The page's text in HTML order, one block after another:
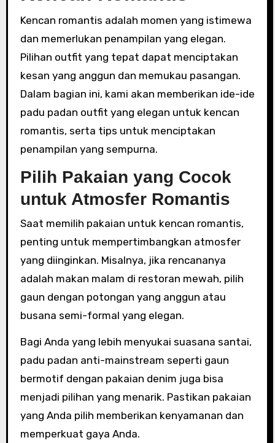
Kencan romantis adalah momen yang istimewa
dan memerlukan penampilan yang elegan.
Pilihan outfit yang tepat dapat menciptakan
kesan yang anggun dan memukau pasangan.
Dalam bagian ini, kami akan memberikan ide-ide
padu padan outfit yang elegan untuk kencan
romantis, serta tips untuk menciptakan
penampilan yang sempurna.
Pilih Pakaian yang Cocok
untuk Atmosfer Romantis
Saat memilih pakaian untuk kencan romantis,
penting untuk mempertimbangkan atmosfer
yang diinginkan. Misalnya, jika rencananya
adalah makan malam di restoran mewah, pilih
gaun dengan potongan yang anggun atau
busana semi-formal yang elegan.
Bagi Anda yang lebih menyukai suasana santai,
padu padan anti-mainstream seperti gaun
bermotif dengan pakaian denim juga bisa
menjadi pilihan yang menarik. Pastikan pakaian
yang Anda pilih memberikan kenyamanan dan
memperkuat gaya Anda.